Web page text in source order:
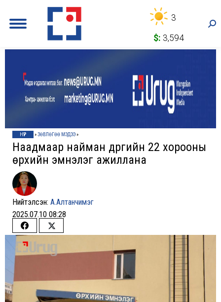
3
$: 3,594
НҮҮР »ЗӨВЛӨГӨӨ МЭДЭЭ»
Наадмаар найман дүүргийн 22 хорооны
өрхийн эмнэлэг ажиллана
Нийтэлсэн: А.Алтанчимэг
2025.07.10 08:28
Share
on
Share
on